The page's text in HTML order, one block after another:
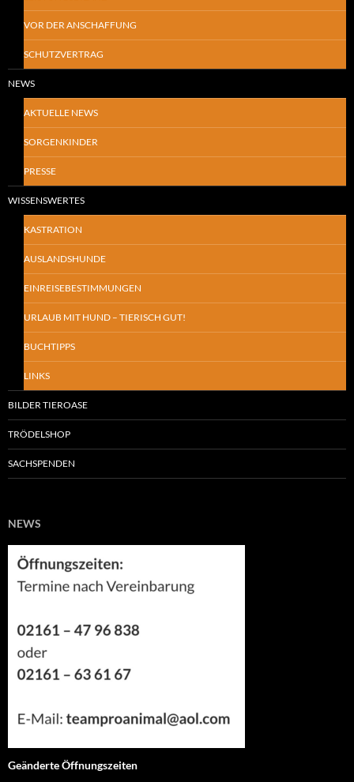
VOR DER ANSCHAFFUNG
SCHUTZVERTRAG
NEWS
AKTUELLE NEWS
SORGENKINDER
PRESSE
WISSENSWERTES
KASTRATION
AUSLANDSHUNDE
EINREISEBESTIMMUNGEN
URLAUB MIT HUND – TIERISCH GUT!
BUCHTIPPS
LINKS
BILDER TIEROASE
TRÖDELSHOP
SACHSPENDEN
NEWS
Geänderte Öffnungszeiten